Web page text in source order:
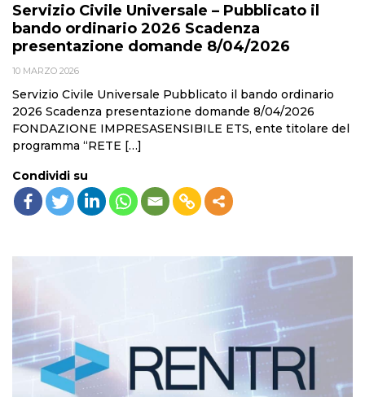
Servizio Civile Universale – Pubblicato il
bando ordinario 2026 Scadenza
presentazione domande 8/04/2026
10 MARZO 2026
Servizio Civile Universale Pubblicato il bando ordinario
2026 Scadenza presentazione domande 8/04/2026
FONDAZIONE IMPRESASENSIBILE ETS, ente titolare del
programma “RETE […]
Condividi su